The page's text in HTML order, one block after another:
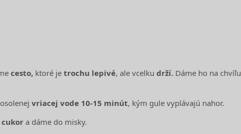
cesto, ktoré je trochu lepivé, ale vcelku drží. Dáme ho na chvíľu
vriacej vode 10-15 minút, kým gule vyplávajú nahor.
cukora dáme do misky.